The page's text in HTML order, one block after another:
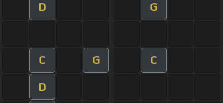
D G
C G C
D